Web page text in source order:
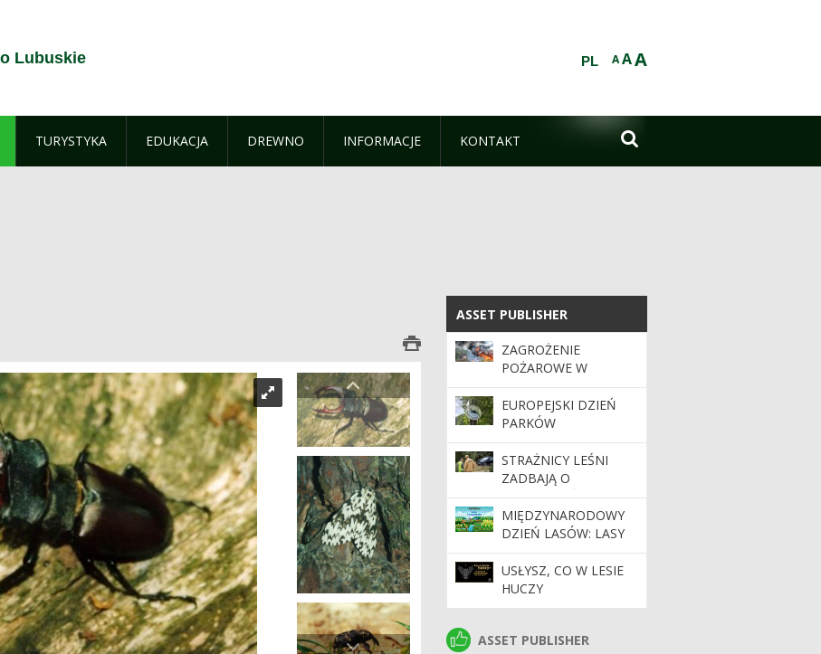
Lubuskie AAA
PL
TURYSTYKA EDUKACJA DREWNO INFORMACJE KONTAKT 
ASSET PUBLISHER
ASSET PUBLISHER
ZAGROŻENIE
POŻAROWE W
LASACH. APEL O
OSTROŻNOŚĆ
EUROPEJSKI DZIEŃ
PARKÓW
NARODOWYCH – 24
MAJA 2026 ROKU
STRAŻNICY LEŚNI
ZADBAJĄ O
BEZPIECZEŃSTWO
PODCZAS MAJÓWKI
MIĘDZYNARODOWY
DZIEŃ LASÓW: LASY
DLA GOSPODARKI I
BEZPIECZEŃSTWA
USŁYSZ, CO W LESIE
HUCZY
ASSET PUBLISHER
ASSET PUBLISHER